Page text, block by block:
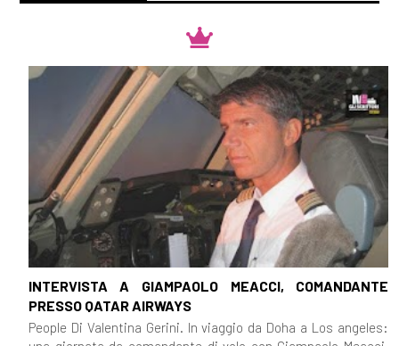
INTERVISTA A GIAMPAOLO MEACCI, COMANDANTE
PRESSO QATAR AIRWAYS
People Di Valentina Gerini. In viaggio da Doha a Los angeles: